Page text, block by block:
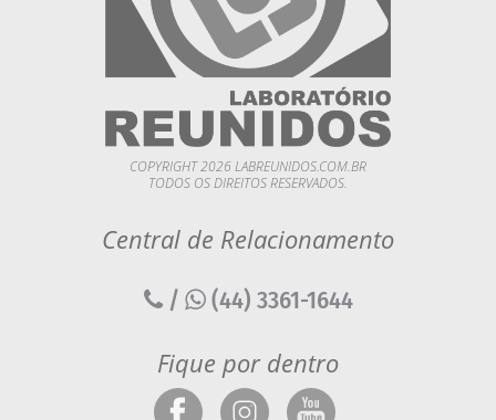
COPYRIGHT 2026 LABREUNIDOS.COM.BR
TODOS OS DIREITOS RESERVADOS.
Central de Relacionamento
/ (44) 3361-1644
Fique por dentro